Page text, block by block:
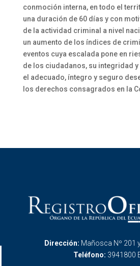
conmoción interna, en todo el
una duración de 60 días y con
de la actividad criminal a nivel
un aumento de los índices de
eventos cuya escalada pone en
de los ciudadanos, su integridad
el adecuado, íntegro y seguro
los derechos consagrados en la
Dirección: Mañosca Nº 201
Teléfono: 3941800